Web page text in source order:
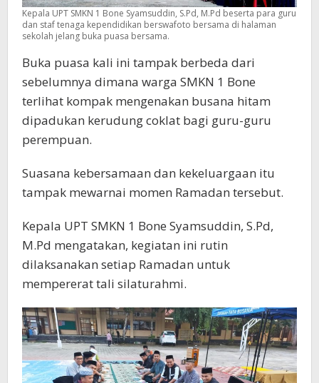
Kepala UPT SMKN 1 Bone Syamsuddin, S.Pd, M.Pd beserta para guru
dan staf tenaga kependidikan berswafoto bersama di halaman
sekolah jelang buka puasa bersama.
Buka puasa kali ini tampak berbeda dari
sebelumnya dimana warga SMKN 1 Bone
terlihat kompak mengenakan busana hitam
dipadukan kerudung coklat bagi guru-guru
perempuan.
Suasana kebersamaan dan kekeluargaan itu
tampak mewarnai momen Ramadan tersebut.
Kepala UPT SMKN 1 Bone Syamsuddin, S.Pd,
M.Pd mengatakan, kegiatan ini rutin
dilaksanakan setiap Ramadan untuk
mempererat tali silaturahmi.